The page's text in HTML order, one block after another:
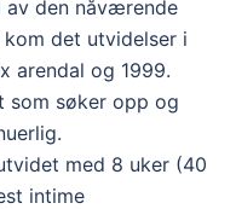
av den nåværende
kom det utvidelser i
arendal og 1999.
som søker opp og
med 8 uker (40
intime